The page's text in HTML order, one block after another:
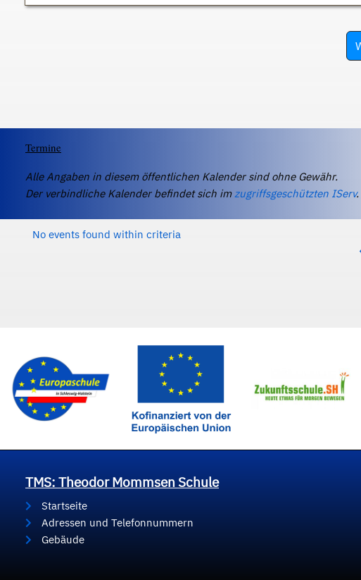
Termine
Alle Angaben in diesem öffentlichen Kalender sind ohne Gewähr.
Der verbindliche Kalender befindet sich imzugriffsgeschützten IServ.
No events found within criteria
TMS: Theodor Mommsen Schule
Startseite
Adressen und Telefonnummern
Gebäude